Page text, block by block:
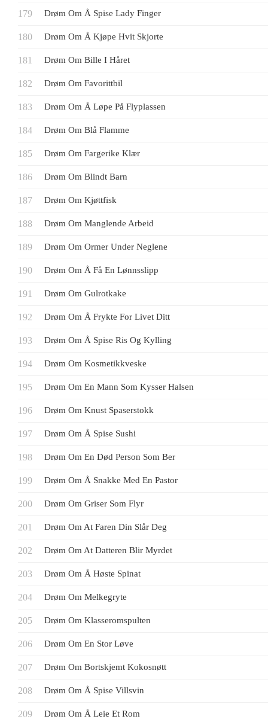
Drøm Om Å Spise Lady Finger
Drøm Om Å Kjøpe Hvit Skjorte
Drøm Om Bille I Håret
Drøm Om Favorittbil
Drøm Om Å Løpe På Flyplassen
Drøm Om Blå Flamme
Drøm Om Fargerike Klær
Drøm Om Blindt Barn
Drøm Om Kjøttfisk
Drøm Om Manglende Arbeid
Drøm Om Ormer Under Neglene
Drøm Om Å Få En Lønnsslipp
Drøm Om Gulrotkake
Drøm Om Å Frykte For Livet Ditt
Drøm Om Å Spise Ris Og Kylling
Drøm Om Kosmetikkveske
Drøm Om En Mann Som Kysser Halsen
Drøm Om Knust Spaserstokk
Drøm Om Å Spise Sushi
Drøm Om En Død Person Som Ber
Drøm Om Å Snakke Med En Pastor
Drøm Om Griser Som Flyr
Drøm Om At Faren Din Slår Deg
Drøm Om At Datteren Blir Myrdet
Drøm Om Å Høste Spinat
Drøm Om Melkegryte
Drøm Om Klasseromspulten
Drøm Om En Stor Løve
Drøm Om Bortskjemt Kokosnøtt
Drøm Om Å Spise Villsvin
Drøm Om Å Leie Et Rom